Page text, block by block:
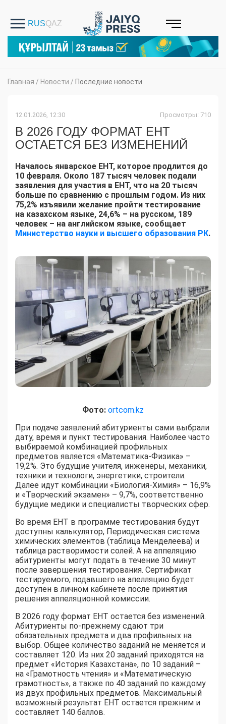
Главная / Новости / Последние новости
12.01.2026, 12:30 Просмотры: 710
В 2026 ГОДУ ФОРМАТ ЕНТ
ОСТАЕТСЯ БЕЗ ИЗМЕНЕНИЙ
Началось январское ЕНТ, которое продлится до
10 февраля. Около 187 тысяч человек подали
заявления для участия в ЕНТ, что на 20 тысяч
больше по сравнению с прошлым годом. Из них
75,2% изъявили желание пройти тестирование
на казахском языке, 24,6% – на русском, 189
человек – на английском языке, сообщает
Министерство науки и высшего образования РК.
Фото: ortcom.kz
При подаче заявлений абитуриенты сами выбрали
дату, время и пункт тестирования. Наиболее часто
выбираемой комбинацией профильных
предметов является «Математика-Физика» –
19,2%. Это будущие учителя, инженеры, механики,
техники и технологи, энергетики, строители.
Далее идут комбинации «Биология-Химия» – 16,9%
и «Творческий экзамен» – 9,7%, соответственно
будущие медики и специалисты творческих сфер.
Во время ЕНТ в программе тестирования будут
доступны калькулятор, Периодическая система
химических элементов (таблица Менделеева) и
таблица растворимости солей. А на аппеляцию
абитуриенты могут подать в течение 30 минут
после завершения тестирования. Сертификат
тестируемого, подавшего на апелляцию будет
доступен в личном кабинете после принятия
решения аппеляционной комиссии.
В 2026 году формат ЕНТ остается без изменений.
Абитуриенты по-прежнему сдают три
обязательных предмета и два профильных на
выбор. Общее количество заданий не меняется и
составляет 120. Из них 20 заданий приходятся на
предмет «История Казахстана», по 10 заданий –
на «Грамотность чтения» и «Математическую
грамотность», а также по 40 заданий по каждому
из двух профильных предметов. Максимальный
возможный результат ЕНТ остается прежним и
составляет 140 баллов.